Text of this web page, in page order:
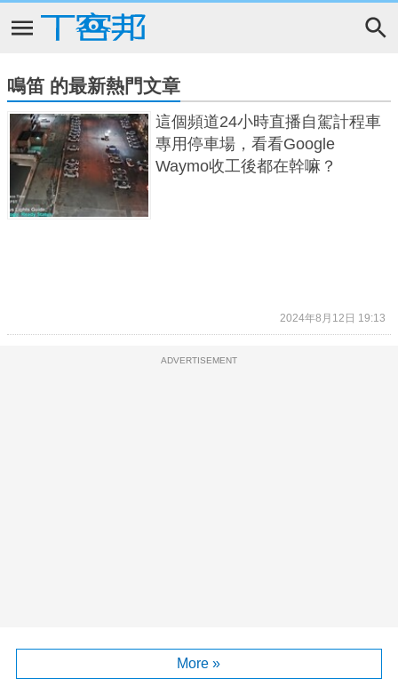
鳴笛 的最新熱門文章
這個頻道24小時直播自駕計程車
專用停車場，看看Google
Waymo收工後都在幹嘛？
2024年8月12日 19:13
ADVERTISEMENT
More »